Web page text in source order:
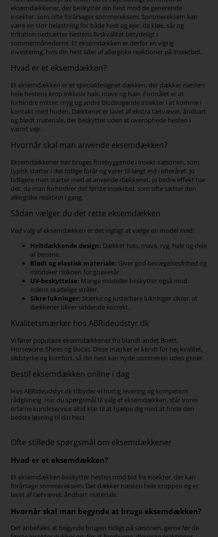
eksemdækkener, der beskytter din hest mod de generende
insekter, som ofte forårsager sommereksem. Sommereksem kan
være en stor belastning for både hest og ejer, da kløe, sår og
irritation nedsætter hestens livskvalitet betydeligt i
sommermånederne. Et eksemdækken er derfor en vigtig
investering, hvis din hest lider af allergiske reaktioner på insektbid.
Hvad er et eksemdækken?
Et eksemdækken er et specialdesignet dækken, der dækker næsten
hele hestens krop inklusiv hals, mave og hale. Formålet er at
forhindre mitter, myg og andre blodsugende insekter i at komme i
kontakt med huden. Dækkenet er lavet af ekstra tætvævet, åndbart
og blødt materiale, der beskytter uden at overophede hesten i
varmt vejr.
Hvornår skal man anvende eksemdækken?
Eksemdækkener bør bruges forebyggende i insekt-sæsonen, som
typisk starter i det tidlige forår og varer til langt ind i efteråret. Jo
tidligere man starter med at anvende dækkenet, jo bedre effekt har
det, da man forhindrer det første insektbid, som ofte sætter den
allergiske reaktion i gang.
Sådan vælger du det rette eksemdækken
Ved valg af eksemdækken er det vigtigt at vælge en model med:
Heltdækkende design: Dækker hals, mave, ryg, hale og dele
af benene.
Blødt og elastisk materiale: Giver god bevægelsesfrihed og
mindsker risikoen for gnavesår.
UV-beskyttelse: Mange modeller beskytter også mod
solens skadelige stråler.
Sikre lukninger: Stærke og justerbare lukninger sikrer, at
dækkenet bliver siddende korrekt.
Kvalitetsmærker hos ABRideudstyr.dk
Vi fører populære eksemdækkener fra blandt andet Boett,
Horseware, Shires og Bucas. Disse mærker er kendt for høj kvalitet,
slidstyrke og komfort, så din hest kan nyde sommeren uden gener.
Bestil eksemdækken online i dag
Hos ABRideudstyr.dk tilbyder vi hurtig levering og kompetent
rådgivning. Har du spørgsmål til valg af eksemdækken, står vores
erfarne kundeservice altid klar til at hjælpe dig med at finde den
bedste løsning til din hest.
Ofte stillede spørgsmål om eksemdækkener
Hvad er et eksemdækken?
Et eksemdækken beskytter hesten mod bid fra insekter, der kan
forårsage sommereksem. Det dækker næsten hele kroppen og er
lavet af tætvævet, åndbart materiale.
Hvornår skal man begynde at bruge eksemdækken?
Det anbefales at begynde brugen tidligt på sæsonen, gerne før de